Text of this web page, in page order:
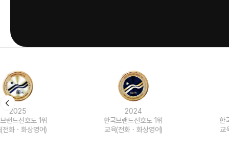
한국브랜드선호도 1위
교육(전화ㆍ화상영어)
한국브랜드선호도 1위
교육(전화ㆍ화상영어)